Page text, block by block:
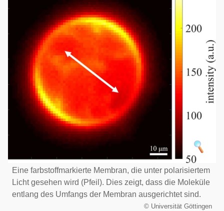
Eine farbstoffmarkierte Membran, die unter polarisiertem
Licht gesehen wird (Pfeil). Dies zeigt, dass die Moleküle
entlang des Umfangs der Membran ausgerichtet sind.
© Universität Göttingen